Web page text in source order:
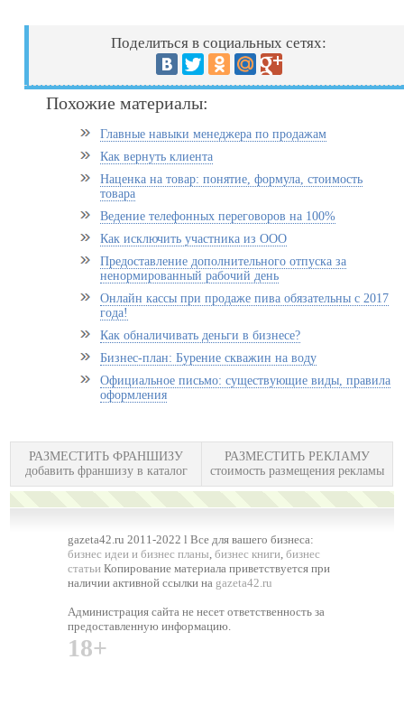
Поделиться в социальных сетях:
Похожие материалы:
Главные навыки менеджера по продажам
Как вернуть клиента
Наценка на товар: понятие, формула, стоимость
товара
Ведение телефонных переговоров на 100%
Как исключить участника из ООО
Предоставление дополнительного отпуска за
ненормированный рабочий день
Онлайн кассы при продаже пива обязательны с 2017
года!
Как обналичивать деньги в бизнесе?
Бизнес-план: Бурение скважин на воду
Официальное письмо: существующие виды, правила
оформления
РАЗМЕСТИТЬ ФРАНШИЗУ
добавить франшизу в каталог
РАЗМЕСТИТЬ РЕКЛАМУ
стоимость размещения рекламы
gazeta42.ru 2011-2022 l Все для вашего бизнеса:
бизнес идеи и бизнес планы,бизнес книги,бизнес
статьи Копирование материала приветствуется при
наличии активной ссылки на gazeta42.ru
Администрация сайта не несет ответственность за
предоставленную информацию.
18+